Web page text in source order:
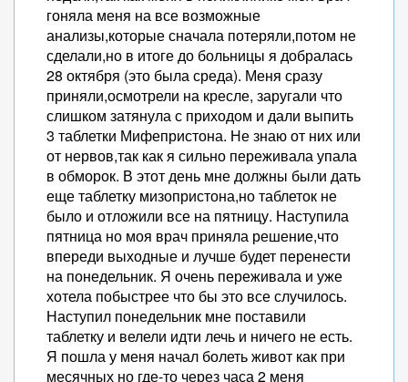
гоняла меня на все возможные
анализы,которые сначала потеряли,потом не
сделали,но в итоге до больницы я добралась
28 октября (это была среда). Меня сразу
приняли,осмотрели на кресле, заругали что
слишком затянула с приходом и дали выпить
3 таблетки Мифепристона. Не знаю от них или
от нервов,так как я сильно переживала упала
в обморок. В этот день мне должны были дать
еще таблетку мизопристона,но таблеток не
было и отложили все на пятницу. Наступила
пятница но моя врач приняла решение,что
впереди выходные и лучше будет перенести
на понедельник. Я очень переживала и уже
хотела побыстрее что бы это все случилось.
Наступил понедельник мне поставили
таблетку и велели идти лечь и ничего не есть.
Я пошла у меня начал болеть живот как при
месячных но где-то через часа 2 меня